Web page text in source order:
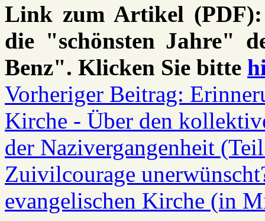
Link zum Artikel
die "schönsten Jahre"
Benz". Klicken Sie bitte
Vorheriger Beitrag:
Kirche - Über den
der Nazivergangenheit
Zuivilcourage
evangelischen Kirche (in